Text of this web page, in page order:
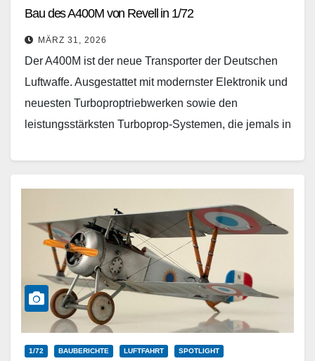
Bau des A400M von Revell in 1/72
MÄRZ 31, 2026
Der A400M ist der neue Transporter der Deutschen
Luftwaffe. Ausgestattet mit modernster Elektronik und
neuesten Turboproptriebwerken sowie den
leistungsstärksten Turboprop-Systemen, die jemals in
1/72 BAUBERICHTE LUFTFAHRT SPOTLIGHT